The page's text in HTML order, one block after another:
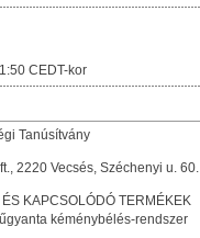
CEDT-kor
Tanúsítvány
2220 Vecsés, Széchenyi u. 60.
KAPCSOLÓDÓ TERMÉKEK
kéménybélés-rendszer